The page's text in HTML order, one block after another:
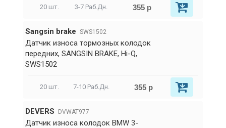
20 шт. 3-7 Раб.Дн. 355 р
Sangsin brake SWS1502
Датчик износа тормозных колодок
передних, SANGSIN BRAKE, Hi-Q,
SWS1502
20 шт. 7-10 Раб.Дн. 355 р
DEVERS DVWAT977
Датчик износа колодок BMW 3-